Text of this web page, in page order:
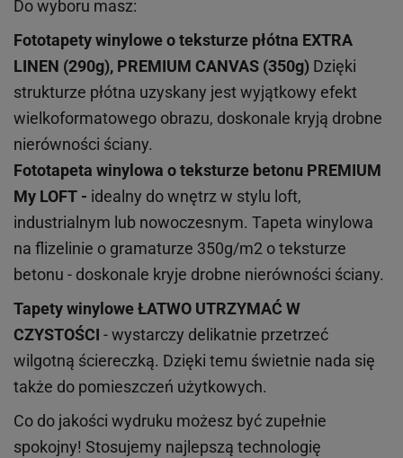
Do wyboru masz:
Fototapety winylowe oteksturze płótna EXTRA
LINEN (290g), PREMIUM CANVAS (350g) Dzięki
strukturze płótna uzyskany jest wyjątkowy efekt
wielkoformatowego obrazu, doskonale kryją drobne
nierówności ściany.
Fototapeta winylowa oteksturze betonu PREMIUM
My LOFT - idealny do wnętrz w stylu loft,
industrialnym lub nowoczesnym. Tapeta winylowa
na flizelinie o gramaturze 350g/m2 o teksturze
betonu - doskonale kryje drobne nierówności ściany.
Tapety winyloweŁATWO UTRZYMAĆ W
CZYSTOŚCI - wystarczy delikatnie przetrzeć
wilgotną ściereczką. Dzięki temu świetnie nada się
także do pomieszczeń użytkowych.
Co do jakości wydruku możesz być zupełnie
spokojny! Stosujemy najlepszą technologię